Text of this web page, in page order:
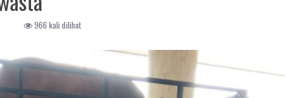
966 kali dilihat